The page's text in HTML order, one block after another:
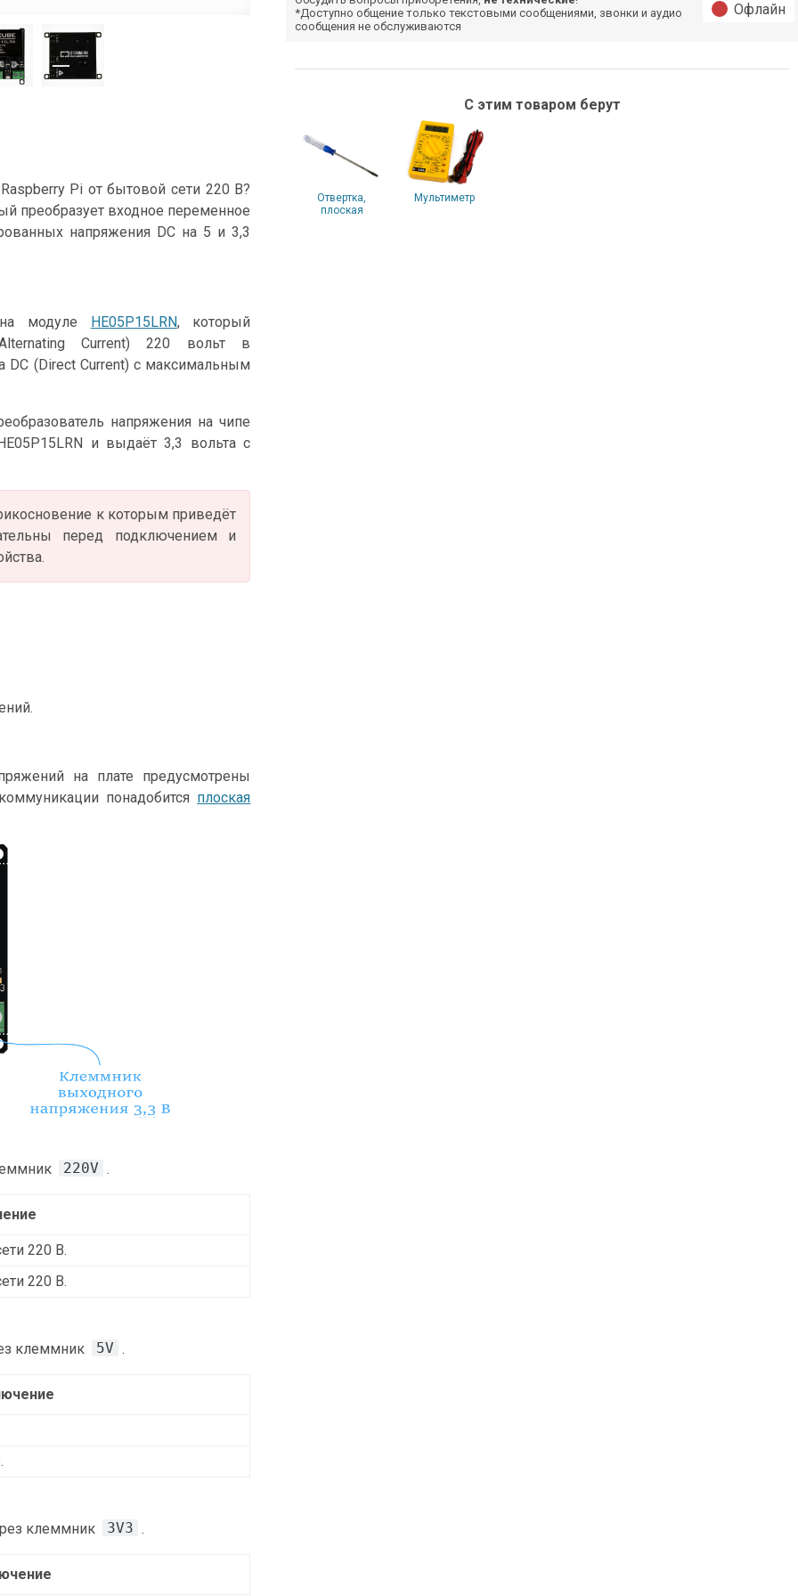
*Доступно общение только текстовыми сообщениями, звонки и аудио
сообщения не обслуживаются
Офлайн
С этим товаром берут
Отвертка,
плоская
Мультиметр
Pi от бытовой сети 220 В?
преобразует входное переменное
напряжения DC на 5 и 3,3
модуле HE05P15LRN, который
Current) 220 вольт в
DC (Direct Current) с максимальным
напряжения на чипе
и выдаёт 3,3 вольта с
к которым приведёт
перед подключением и
на плате предусмотрены
понадобится плоская
220V .
220 В.
220 В.
клеммник 5V .
клеммник 3V3 .